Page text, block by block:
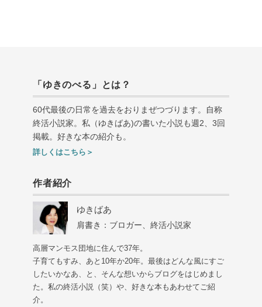
「ゆきのべる」とは？
60代最後の日常を過去をおりまぜつづります。自称
終活小説家。私（ゆきばあ)の書いた小説も週 2 3回
掲載。好きな本の紹介も。
詳しくはこちら＞
作者紹介
ゆきばあ
肩書き：ブロガー、終活小説家
高層マンモス団地に住んで37年。
子育てもすみ、あと10年か20年。最後はどんな風にすご
したいかなあ、と、そんな想いからブログをはじめまし
た。私の終活小説（笑）や、好きな本もあわせてご紹
介。